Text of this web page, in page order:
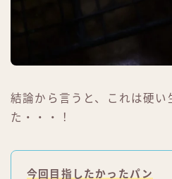
結論から言うと、これは硬い
た・・・！
今回目指したかったパン